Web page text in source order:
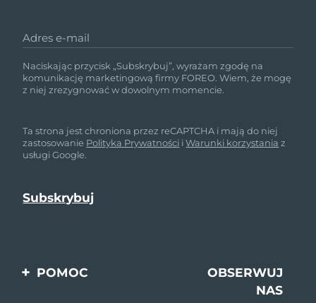
Adres e-mail
Naciskając przycisk „Subskrybuj”, wyrażam zgodę na
komunikację marketingową firmy FOREO. Wiem, że mogę
z niej zrezygnować w dowolnym momencie.
Ta strona jest chroniona przez reCAPTCHA i mają do niej
zastosowanie Polityka Prywatności iWarunki korzystania z
usługi Google.
POMOC
OBSERWUJ
NAS